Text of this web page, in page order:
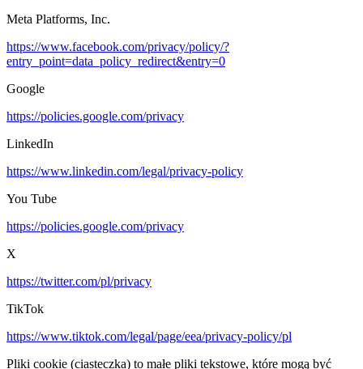
Meta Platforms, Inc.
https://www.facebook.com/privacy/policy/?
entry_point=data_policy_redirect&entry=0
Google
https://policies.google.com/privacy
LinkedIn
https://www.linkedin.com/legal/privacy-policy
You Tube
https://policies.google.com/privacy
X
https://twitter.com/pl/privacy
TikTok
https://www.tiktok.com/legal/page/eea/privacy-policy/pl
Pliki cookie (ciasteczka) to małe pliki tekstowe, które mogą być